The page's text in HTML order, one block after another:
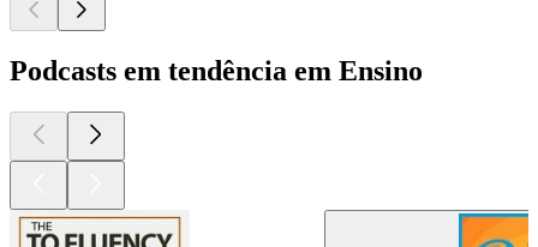
Podcasts em tendência em Ensino